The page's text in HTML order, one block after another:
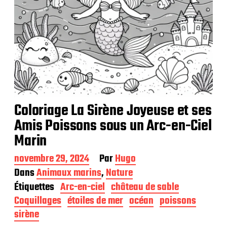
Coloriage La Sirène Joyeuse et ses
Amis Poissons sous un Arc-en-Ciel
Marin
D
a
t
e
d
e
p
novembre 29, 2024 ParHugo
DansAnimaux marins,Nature
Étiquettes Arc-en-ciel château de sable
Coquillages étoiles de mer océan poissons
sirène